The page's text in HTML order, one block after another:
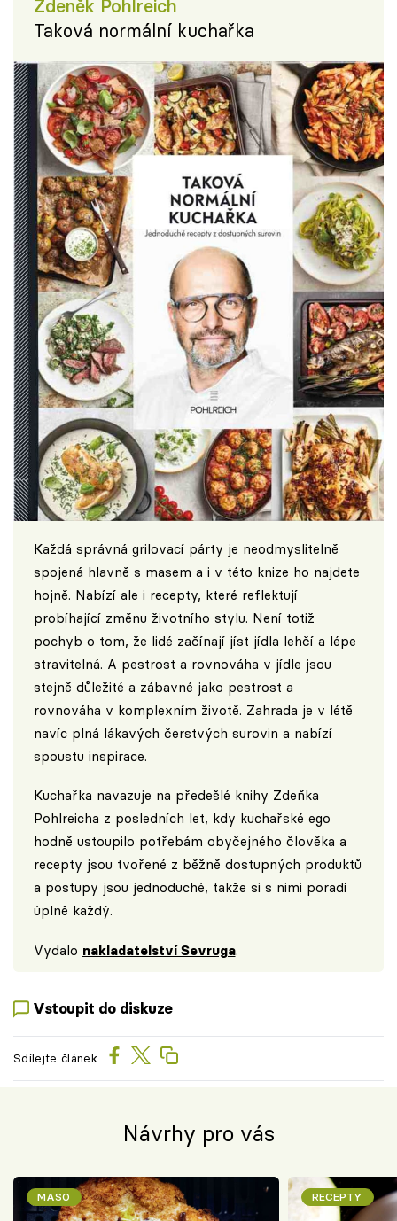
Zdeněk Pohlreich
Taková normální kuchařka
Každá správná grilovací párty je neodmyslitelně
spojená hlavně s masem a i v této knize ho najdete
hojně. Nabízí ale i recepty, které reflektují
probíhající změnu životního stylu. Není totiž
pochyb o tom, že lidé začínají jíst jídla lehčí a lépe
stravitelná. A pestrost a rovnováha v jídle jsou
stejně důležité a zábavné jako pestrost a
rovnováha v komplexním životě. Zahrada je v létě
navíc plná lákavých čerstvých surovin a nabízí
spoustu inspirace.
Kuchařka navazuje na předešlé knihy Zdeňka
Pohlreicha z posledních let, kdy kuchařské ego
hodně ustoupilo potřebám obyčejného člověka a
recepty jsou tvořené z běžně dostupných produktů
a postupy jsou jednoduché, takže si s nimi poradí
úplně každý.
Vydalo nakladatelství Sevruga.
Vstoupit do diskuze
Sdílejte článek
Návrhy pro vás
MASO RECEPTY